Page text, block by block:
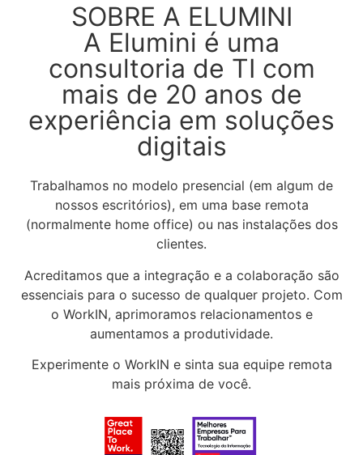
SOBRE A ELUMINI
A Elumini é uma
consultoria de TI com
mais de 20 anos de
experiência em soluções
digitais
Trabalhamos no modelo presencial (em algum de
nossos escritórios), em uma base remota
(normalmente home office) ou nas instalações dos
clientes.
Acreditamos que a integração e a colaboração são
essenciais para o sucesso de qualquer projeto. Com
o WorkIN, aprimoramos relacionamentos e
aumentamos a produtividade.
Experimente o WorkIN e sinta sua equipe remota
mais próxima de você.